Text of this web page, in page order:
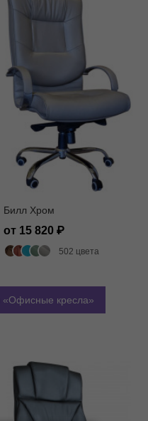
Билл Хром
от 15 820
502 цвета
Офисные кресла